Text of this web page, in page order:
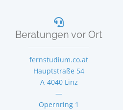
Beratungen vor Ort
fernstudium.co.at
Hauptstraße 54
A-4040 Linz
—
Opernring 1